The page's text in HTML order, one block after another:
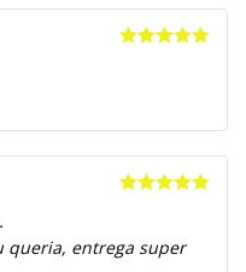
queria, entrega super